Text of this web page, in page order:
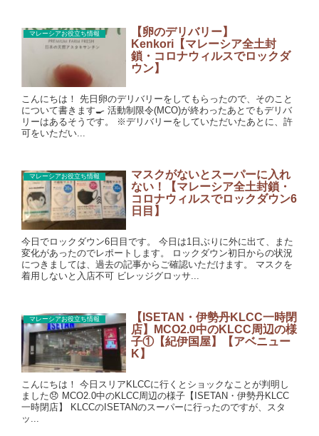
マレーシアお役立ち情報
【卵のデリバリー】
Kenkori【マレーシア全土封
鎖・コロナウィルスでロックダ
ウン】
こんにちは！ 先日卵のデリバリーをしてもらったので、そのこと
について書きます🍳 活動制限令(MCO)が終わったあとでもデリバ
リーはあるそうです。 ※デリバリーをしていただいたあとに、許
可をいただい...
マレーシアお役立ち情報
マスクがないとスーパーに入れ
ない！【マレーシア全土封鎖・
コロナウィルスでロックダウン6
日目】
今日でロックダウン6日目です。 今日は1日ぶりに外に出て、また
変化があったのでレポートします。 ロックダウン初日からの状況
につきましては、過去の記事からご確認いただけます。 マスクを
着用しないと入店不可 ビレッジグロッサ...
マレーシアお役立ち情報
【ISETAN・伊勢丹KLCC一時閉
店】MCO2.0中のKLCC周辺の様
子①【紀伊国屋】【アベニュー
K】
こんにちは！ 今日スリアKLCCに行くとショックなことが判明し
ました😞 MCO2.0中のKLCC周辺の様子【ISETAN・伊勢丹KLCC
一時閉店】 KLCCのISETANのスーパーに行ったのですが、スタ
ッ...